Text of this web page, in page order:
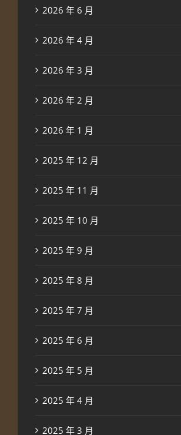
2026 年 6 月
2026 年 4 月
2026 年 3 月
2026 年 2 月
2026 年 1 月
2025 年 12 月
2025 年 11 月
2025 年 10 月
2025 年 9 月
2025 年 8 月
2025 年 7 月
2025 年 6 月
2025 年 5 月
2025 年 4 月
2025 年 3 月